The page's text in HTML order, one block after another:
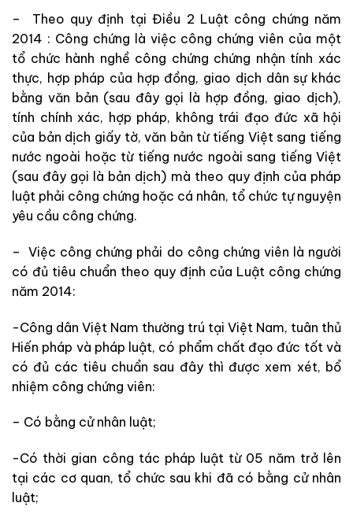
– Theo quy định tại Điều 2 Luật công chứng năm
2014 : Công chứng là việc công chứng viên của một
tổ chức hành nghề công chứng chứng nhận tính xác
thực, hợp pháp của hợp đồng, giao dịch dân sự khác
bằng văn bản (sau đây gọi là hợp đồng, giao dịch),
tính chính xác, hợp pháp, không trái đạo đức xã hội
của bản dịch giấy tờ, văn bản từ tiếng Việt sang tiếng
nước ngoài hoặc từ tiếng nước ngoài sang tiếng Việt
(sau đây gọi là bản dịch) mà theo quy định của pháp
luật phải công chứng hoặc cá nhân, tổ chức tự nguyện
yêu cầu công chứng.
– Việc công chứng phải do công chứng viên là người
có đủ tiêu chuẩn theo quy định của Luật công chứng
năm 2014:
-Công dân Việt Nam thường trú tại Việt Nam, tuân thủ
Hiến pháp và pháp luật, có phẩm chất đạo đức tốt và
có đủ các tiêu chuẩn sau đây thì được xem xét, bổ
nhiệm công chứng viên:
– Có bằng cử nhân luật;
-Có thời gian công tác pháp luật từ 05 năm trở lên
tại các cơ quan, tổ chức sau khi đã có bằng cử nhân
luật;